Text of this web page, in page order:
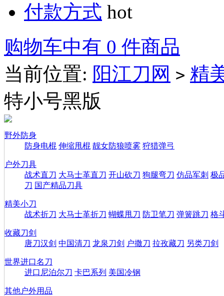
付款方式 hot
购物车中有 0 件商品
当前位置: 阳江刀网 > 精
特小号黑版
野外防身
防身电棍 伸缩甩棍 靓女防狼喷雾 狩猎弹弓
户外刀具
战术直刀 大马士革直刀 开山砍刀 狗腿弯刀 仿品军刺 极
刀 国产精品刀具
精美小刀
战术折刀 大马士革折刀 蝴蝶甩刀 防卫笔刀 弹簧跳刀 格
收藏刀剑
唐刀汉剑 中国清刀 龙泉刀剑 户撒刀 拉孜藏刀 另类刀剑
世界进口名刀
进口尼泊尔刀 卡巴系列 美国冷钢
其他户外用品